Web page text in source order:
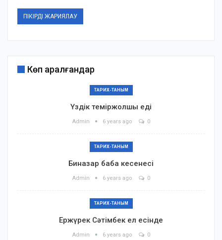
Көп қаралғандар
ТАРИХ-ТАНЫМ
Үздік теміржолшы еді
Admin 6 years ago 0
ТАРИХ-ТАНЫМ
Биназар баба кесенесі
Admin 6 years ago 0
ТАРИХ-ТАНЫМ
Ержүрек Сәтімбек ел есінде
Admin 6 years ago 0